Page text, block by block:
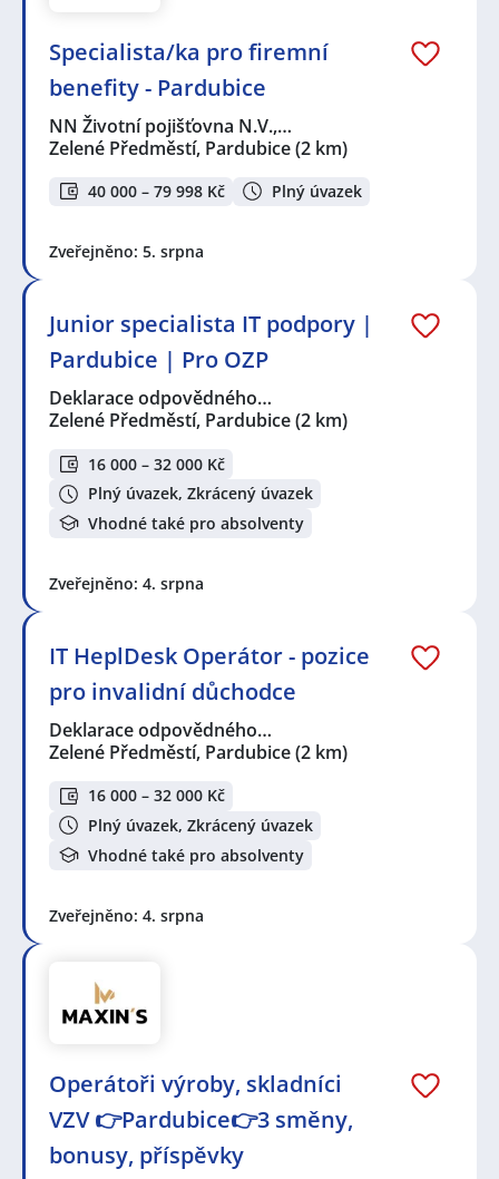
Specialista/ka pro firemní
benefity - Pardubice
NN Životní pojišťovna N.V.,…
Zelené Předměstí, Pardubice(2 km)
40 000 – 79 998 Kč Plný úvazek
Zveřejněno: 5. srpna
Junior specialista IT podpory |
Pardubice | Pro OZP
Deklarace odpovědného…
Zelené Předměstí, Pardubice(2 km)
16 000 – 32 000 Kč
Plný úvazek, Zkrácený úvazek
Vhodné také pro absolventy
Zveřejněno: 4. srpna
IT HeplDesk Operátor - pozice
pro invalidní důchodce
Deklarace odpovědného…
Zelené Předměstí, Pardubice(2 km)
16 000 – 32 000 Kč
Plný úvazek, Zkrácený úvazek
Vhodné také pro absolventy
Zveřejněno: 4. srpna
Operátoři výroby, skladníci
VZV 👉Pardubice👉3 směny,
bonusy, příspěvky